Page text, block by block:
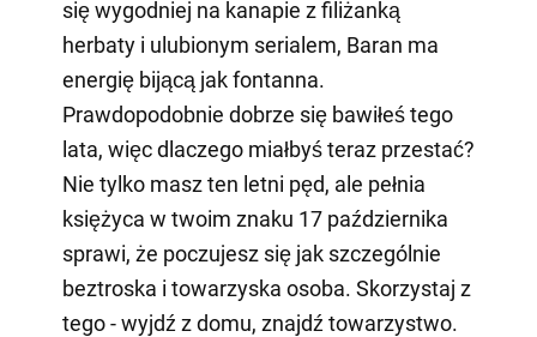
się wygodniej na kanapie z filiżanką
herbaty i ulubionym serialem, Baran ma
energię bijącą jak fontanna.
Prawdopodobnie dobrze się bawiłeś tego
lata, więc dlaczego miałbyś teraz przestać?
Nie tylko masz ten letni pęd, ale pełnia
księżyca w twoim znaku 17 października
sprawi, że poczujesz się jak szczególnie
beztroska i towarzyska osoba. Skorzystaj z
tego - wyjdź z domu, znajdź towarzystwo.